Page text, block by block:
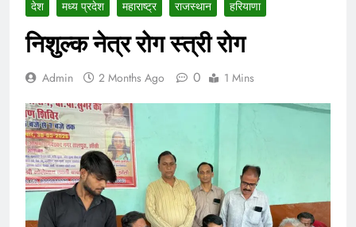
देश
मध्य प्रदेश महाराष्ट्र राजस्थान हरियाणा
निशुल्क नेत्र रोग स्त्री रोग
Admin 2 Months Ago 0 1 Mins